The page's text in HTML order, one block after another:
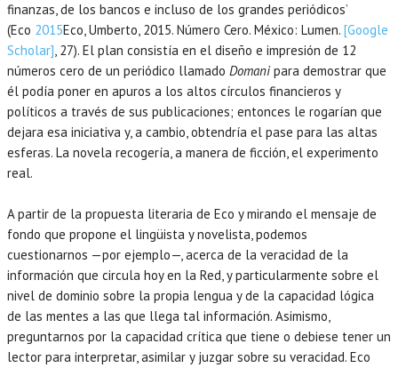
finanzas, de los bancos e incluso de los grandes periódicos’
(Eco 2015Eco,Umberto, 2015. Número Cero. México: Lumen. [Google
Scholar], 27). El plan consistía en el diseño e impresión de 12
números cero de un periódico llamado Domanipara demostrar que
él podía poner en apuros a los altos círculos financieros y
políticos a través de sus publicaciones; entonces le rogarían que
dejara esa iniciativa y, a cambio, obtendría el pase para las altas
esferas. La novela recogería, a manera de ficción, el experimento
real.
A partir de la propuesta literaria de Eco y mirando el mensaje de
fondo que propone el lingüista y novelista, podemos
cuestionarnos —por ejemplo—, acerca de la veracidad de la
información que circula hoy en la Red, y particularmente sobre el
nivel de dominio sobre la propia lengua y de la capacidad lógica
de las mentes a las que llega tal información. Asimismo,
preguntarnos por la capacidad crítica que tiene o debiese tener un
lector para interpretar, asimilar y juzgar sobre su veracidad. Eco